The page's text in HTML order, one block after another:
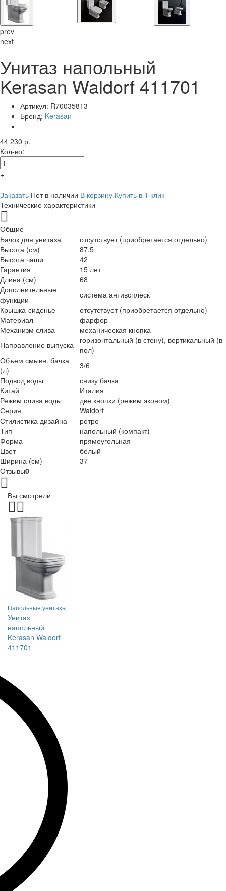
prev
next
Унитаз напольный
Kerasan Waldorf 411701
Артикул: R70035813
Бренд: Kerasan
44 230 р.
Кол-во:
+
-
Заказать Нет в наличии В корзину Купить в 1 клик
Технические характеристики
Общие
Бачок для унитаза
отсутствует (приобретается отдельно)
Высота (см)
87.5
Высота чаши
42
Гарантия
15 лет
Длина (см)
68
Дополнительные
функции
система антивсплеск
Крышка-сиденье
отсутствует (приобретается отдельно)
Материал
фарфор
Механизм слива
механическая кнопка
Направление выпуска
горизонтальный (в стену), вертикальный (в
пол)
Объем смывн. бачка
(л)
3/6
Подвод воды
снизу бачка
Китай
Италия
Режим слива воды
две кнопки (режим эконом)
Серия
Waldorf
Стилистика дизайна
ретро
Тип
напольный (компакт)
Форма
прямоугольная
Цвет
белый
Ширина (см)
37
Отзывы0
Вы смотрели
Напольные унитазы
Унитаз
напольный
Kerasan Waldorf
411701